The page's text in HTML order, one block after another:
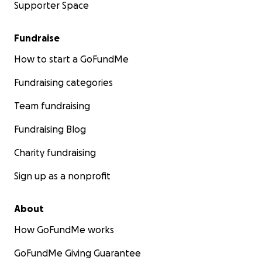
Supporter Space
Fundraise
How to start a GoFundMe
Fundraising categories
Team fundraising
Fundraising Blog
Charity fundraising
Sign up as a nonprofit
About
How GoFundMe works
GoFundMe Giving Guarantee